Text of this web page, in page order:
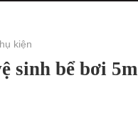
kiện
sinh bể bơi